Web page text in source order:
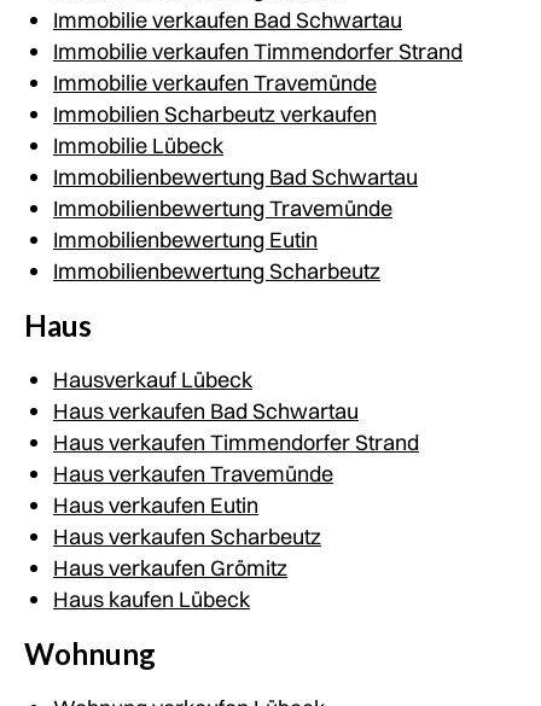
Immobilie verkaufen Bad Schwartau
Immobilie verkaufen Timmendorfer Strand
Immobilie verkaufen Travemünde
Immobilien Scharbeutz verkaufen
Immobilie Lübeck
Immobilienbewertung Bad Schwartau
Immobilienbewertung Travemünde
Immobilienbewertung Eutin
Immobilienbewertung Scharbeutz
Haus
Hausverkauf Lübeck
Haus verkaufen Bad Schwartau
Haus verkaufen Timmendorfer Strand
Haus verkaufen Travemünde
Haus verkaufen Eutin
Haus verkaufen Scharbeutz
Haus verkaufen Grömitz
Haus kaufen Lübeck
Wohnung